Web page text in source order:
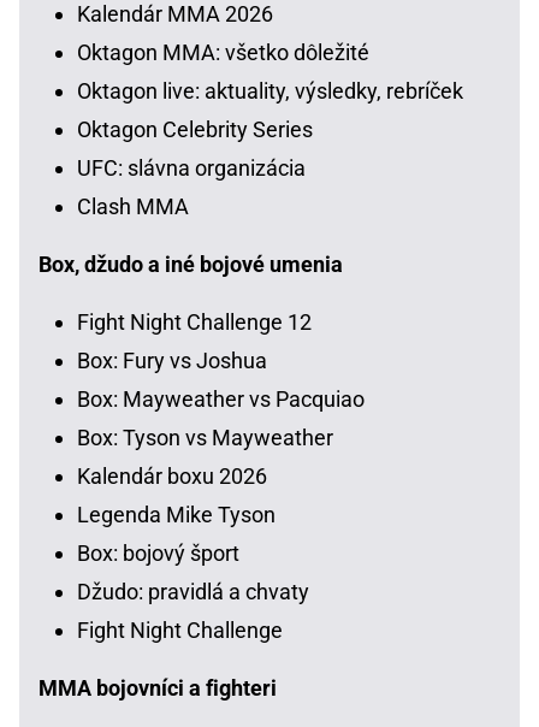
Kalendár MMA 2026
Oktagon MMA: všetko dôležité
Oktagon live: aktuality, výsledky, rebríček
Oktagon Celebrity Series
UFC: slávna organizácia
Clash MMA
Box, džudo a iné bojové umenia
Fight Night Challenge 12
Box: Fury vs Joshua
Box: Mayweather vs Pacquiao
Box: Tyson vs Mayweather
Kalendár boxu 2026
Legenda Mike Tyson
Box: bojový šport
Džudo: pravidlá a chvaty
Fight Night Challenge
MMA bojovníci a fighteri